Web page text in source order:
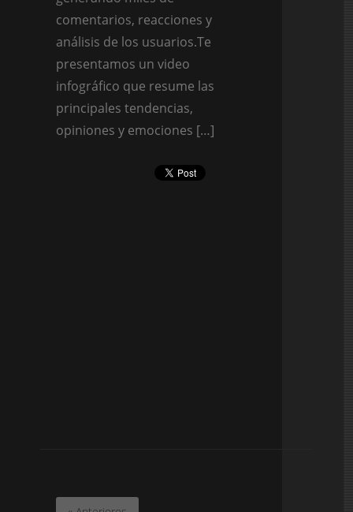
comentarios, reacciones y
análisis de los usuarios.Te
presentamos un video
infográfico que resume las
principales tendencias,
opiniones y emociones […]